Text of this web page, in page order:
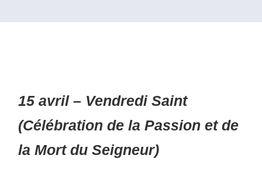
15 avril – Vendredi Saint
(Célébration de la Passion et de
la Mort du Seigneur)